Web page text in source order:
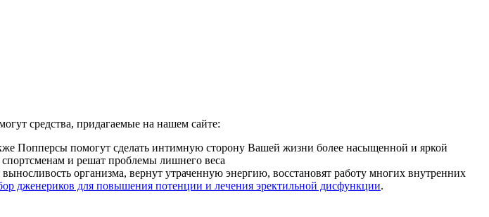
средства, придагаемые на нашем сайте:
Попперсы помогут сделать интимную сторону Вашей жизни более насыщенной и яркой
и решат проблемы лишнего веса
организма, вернут утраченную энергию, восстановят работу многих внутренних
дженериков для повышения потенции и лечения эректильной дисфункции.